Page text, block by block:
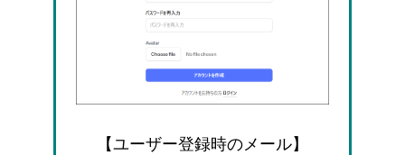
【ユーザー登録時のメール】